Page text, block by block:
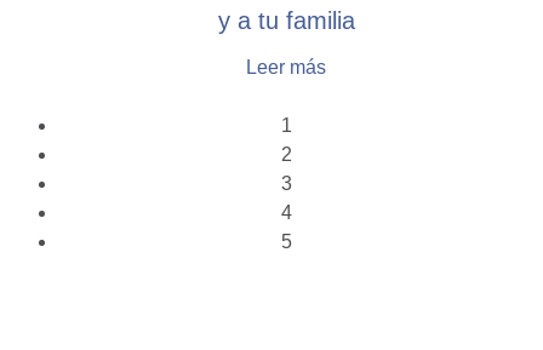
y a tu familia
Leer más
1
2
3
4
5